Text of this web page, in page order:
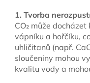
1. Tvorba
CO₂ může
vápníku a hořčíku,
uhličitanů (např.
sloučeniny mohou
kvalitu vody a